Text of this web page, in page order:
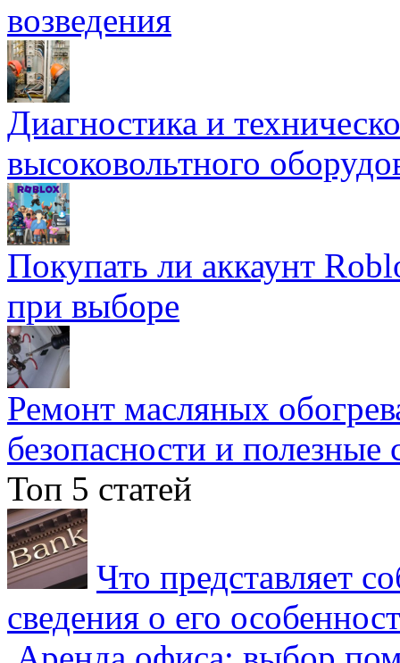
возведения
Диагностика и
высоковольтного
Покупать ли аккаунт
при выборе
Ремонт масляных
безопасности и полезные
Топ 5 статей
Что представляет
сведения о его